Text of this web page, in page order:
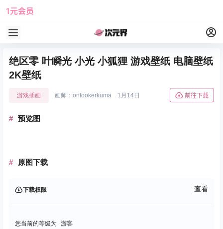
1元会员
绝区零 叶瞬光 小光 小狐狸 游戏壁纸 电脑壁纸
2K壁纸
游戏插画 画师：onlookerkuma 1月14日 前往下载
预览图
原图下载
下载权限 查看
您当前的等级为 游客